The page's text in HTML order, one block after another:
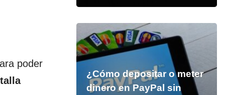
poder
¿Cómo depositar o meter
dinero en PayPal sin